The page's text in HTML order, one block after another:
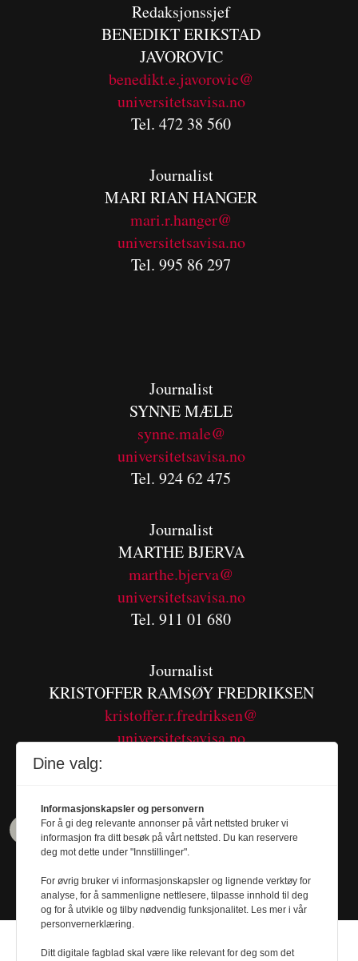
Redaksjonssjef
BENEDIKTERIKSTAD
JAVOROVIC
benedikt.e.javorovic@
universitetsavisa.no
Tel. 472 38 560
Journalist
MARI RIAN HANGER
mari.r.hanger@
universitetsavisa.no
Tel. 995 86 297
Journalist
SYNNE MÆLE
synne.male@
universitetsavisa.no
Tel. 924 62 475
Journalist
MARTHE BJERVA
marthe.bjerva@
universitetsavisa.no
Tel. 911 01 680
Journalist
KRISTOFFER RAMSØY FREDRIKSEN
kristoffer.r.fredriksen@
universitetsavisa.no
Dine valg:
Informasjonskapsler og personvern
For å gi deg relevante annonser på vårt nettsted bruker vi
informasjon fra ditt besøk på vårt nettsted. Du kan reservere
deg mot dette under "Innstillinger".
For øvrig bruker vi informasjonskapsler og lignende verktøy for
analyse, for å sammenligne nettlesere, tilpasse innhold til deg
og for å utvikle og tilby nødvendig funksjonalitet. Les mer i vår
personvernerklæring.
Ditt digitale fagblad skal være like relevant for deg som det